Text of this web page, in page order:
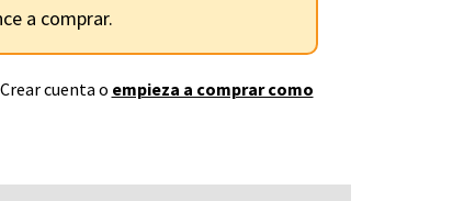
a comprar.
cuenta o empieza a comprar como